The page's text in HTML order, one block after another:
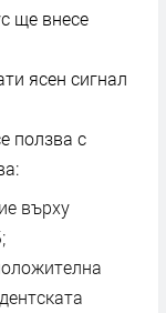
ще внесе
ясен сигнал
ползва с
върху